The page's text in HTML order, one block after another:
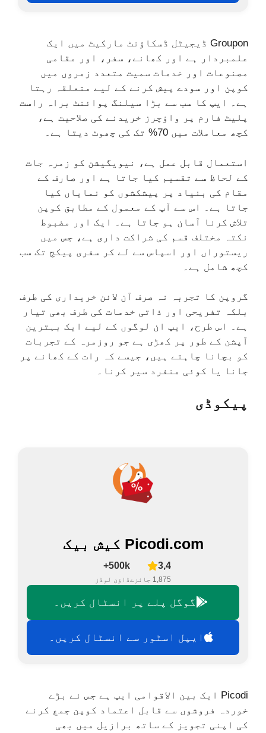
Groupon ڈیجیٹل ڈسکاؤنٹ مارکیٹ میں ایک
علمبردار ہے اور کھانے، سفر، اور مقامی
مصنوعات اور خدمات سمیت متعدد زمروں میں
کوپن اور سودے پیش کرنے کے لیے متعلقہ رہتا
ہے۔ ایپ کا سب سے بڑا سیلنگ پوائنٹ براہ راست
پلیٹ فارم پر واؤچرز خریدنے کی صلاحیت ہے،
کچھ معاملات میں 70% تک کی چھوٹ دیتا ہے۔
استعمال قابل عمل ہے، نیویگیشن کو زمرہ جات
کے لحاظ سے تقسیم کیا جاتا ہے اور صارف کے
مقام کی بنیاد پر پیشکشوں کو نمایاں کیا
جاتا ہے۔ اس سے آپ کے معمول کے مطابق کوپن
تلاش کرنا آسان ہو جاتا ہے۔ ایک اور مضبوط
نکتہ مختلف قسم کی شراکت داری ہے، جس میں
ریستوراں اور اسپاس سے لے کر سفری پیکج تک سب
کچھ شامل ہے۔
گروپن کا تجربہ نہ صرف آن لائن خریداری کی طرف
بلکہ تفریحی اور ذاتی خدمات کی طرف بھی تیار
ہے۔ اس طرح، ایپ ان لوگوں کے لیے ایک بہترین
آپشن کے طور پر کھڑی ہے جو روزمرہ کے تجربات
کو بچانا چاہتے ہیں، جیسے کہ رات کے کھانے پر
جانا یا کوئی منفرد سیر کرنا۔
پیکوڈی
Picodi.com کیش بیک
3,4
1,875 جائزے
500k+
ڈاؤن لوڈز
گوگل پلے پر انسٹال کریں۔
ایپل اسٹور سے انسٹال کریں۔
Picodi ایک بین الاقوامی ایپ ہے جس نے بڑے
خوردہ فروشوں سے قابل اعتماد کوپن جمع کرنے
کی اپنی تجویز کے ساتھ برازیل میں بھی